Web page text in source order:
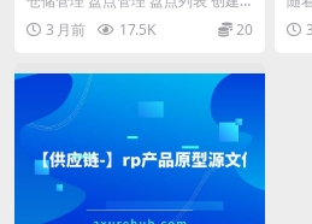
e原型
盘点单 编辑盘点单 盘点单详情 导
出 盘点类型...
3 月前 17.5K 20
库
支